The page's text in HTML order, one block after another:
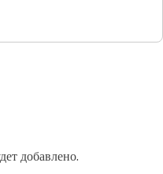
добавлено.